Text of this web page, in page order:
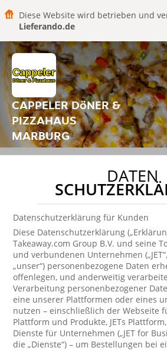
Diese Website wird betrieben und
Lieferando.de
CAPPELER DöNER &
PIZZAHAUS
MARBURG
DATEN
Datenschutzerklärung für Kunden
Diese Datenschutzerklärung
Takeaway.com Group B.V. und seine
und verbundenen Unternehmen
„unser“) personenbezogene Daten
offenlegen, und anderweitig
Verarbeitung personenbezogener
eine unserer Plattformen oder eines
nutzen – einschließlich der Webseite
Plattform und Produkte, JETs
Dienste für Unternehmen („JET for
die „Dienste“) – um Bestellungen bei